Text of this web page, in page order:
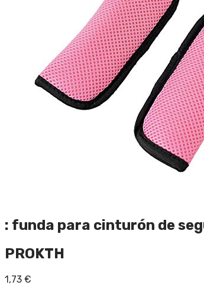
: funda para cinturón de
PROKTH
1,73 €